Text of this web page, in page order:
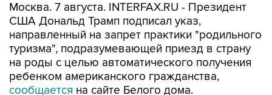
Москва. 7 августа. INTERFAX.RU - Президент
США Дональд Трамп подписал указ,
направленный на запрет практики "родильного
туризма", подразумевающей приезд в страну
на роды с целью автоматического получения
ребенком американского гражданства,
сообщается на сайте Белого дома.